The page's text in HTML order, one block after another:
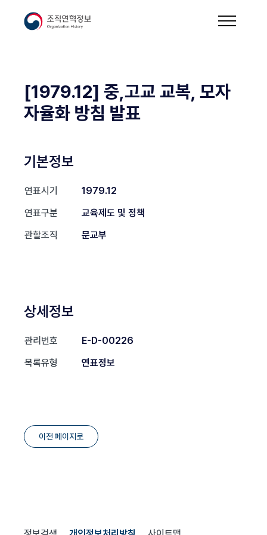
[1979.12] 중,고교 교복, 모자
자율화 방침 발표
기본정보
연표시기
1979.12
연표구분
교육제도 및 정책
관할조직
문교부
상세정보
관리번호
E-D-00226
목록유형
연표정보
이전 페이지로